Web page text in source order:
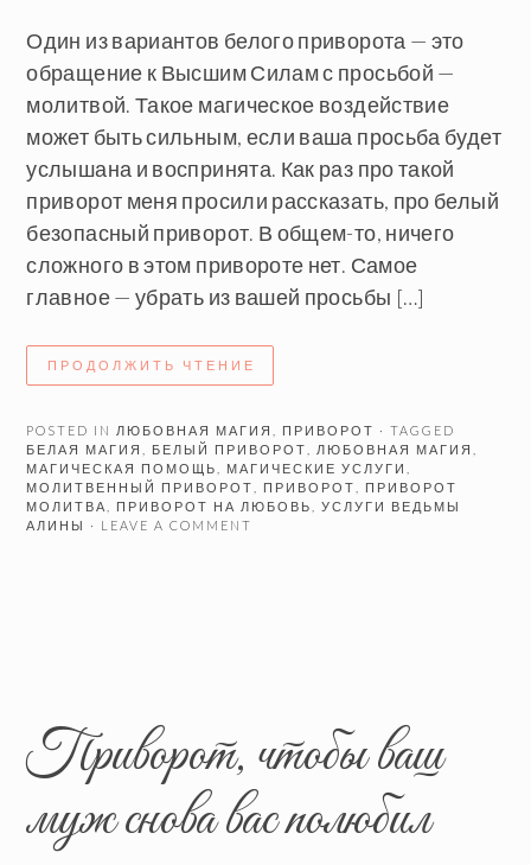
Один из вариантов белого приворота — это
обращение к Высшим Силам с просьбой —
молитвой. Такое магическое воздействие
может быть сильным, если ваша просьба будет
услышана и воспринята. Как раз про такой
приворот меня просили рассказать, про белый
безопасный приворот. В общем-то, ничего
сложного в этом привороте нет. Самое
главное — убрать из вашей просьбы […]
ПРОДОЛЖИТЬ ЧТЕНИЕ
POSTED IN ЛЮБОВНАЯ МАГИЯ ПРИВОРОТ · TAGGED
БЕЛАЯ МАГИЯ
БЕЛЫЙ ПРИВОРОТ ЛЮБОВНАЯ МАГИЯ
МАГИЧЕСКАЯ ПОМОЩЬ
МАГИЧЕСКИЕ УСЛУГИ
МОЛИТВЕННЫЙ ПРИВОРОТ
ПРИВОРОТ
ПРИВОРОТ
МОЛИТВА
ПРИВОРОТ НА ЛЮБОВЬ ,УСЛУГИ ВЕДЬМЫ
АЛИНЫ
· LEAVE A COMMENT
Приворот, чтобы ваш
муж снова вас полюбил